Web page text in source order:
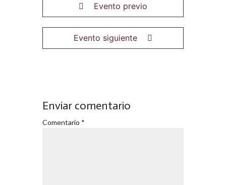
Evento previo
Evento siguiente
Enviar comentario
Comentario *